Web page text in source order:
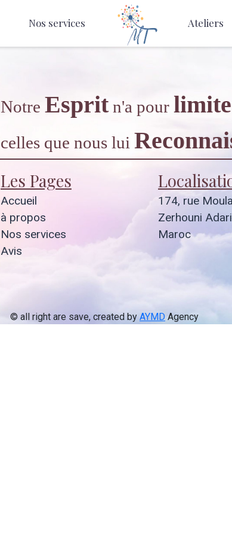
Nos services Ateliers
Notre Espritn'a pour
celles que nous lui
Les Pages
Accueil
à propos
Nos services
Avis
174, rue
Zerhouni
Maroc
© all right are save, created by AYMD Agency